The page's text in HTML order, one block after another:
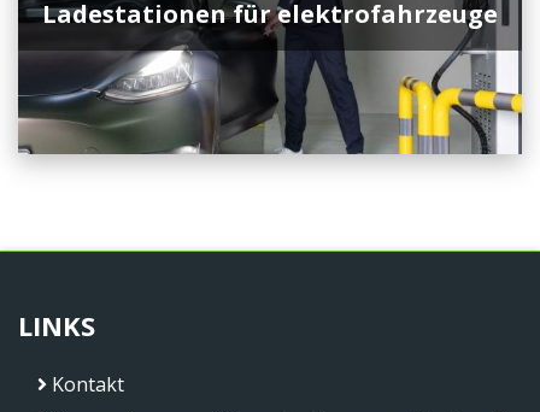
Ladestationen für elektrofahrzeuge
LINKS
Kontakt